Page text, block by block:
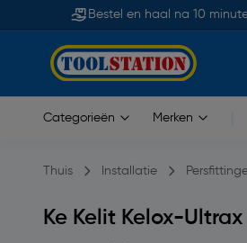
Bestel en haal na 10
Categorieën Merken
Thuis Installatie
Ke Kelit Kelox-